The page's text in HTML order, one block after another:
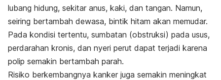
lubang hidung, sekitar anus, kaki, dan tangan. Namun,
seiring bertambah dewasa, bintik hitam akan memudar.
Pada kondisi tertentu, sumbatan (obstruksi) pada usus,
perdarahan kronis, dan nyeri perut dapat terjadi karena
polip semakin bertambah parah.
Risiko berkembangnya kanker juga semakin meningkat